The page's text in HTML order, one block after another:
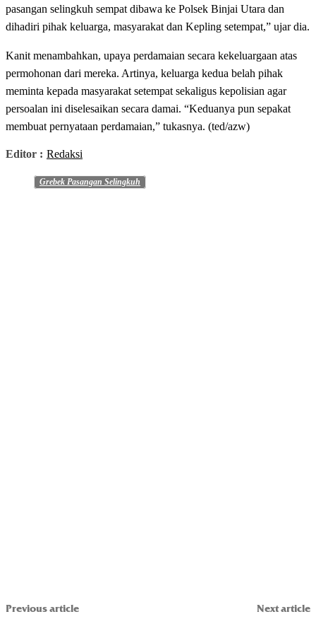
pasangan selingkuh sempat dibawa ke Polsek Binjai Utara dan
dihadiri pihak keluarga, masyarakat dan Kepling setempat,” ujar dia.
Kanit menambahkan, upaya perdamaian secara kekeluargaan atas
permohonan dari mereka. Artinya, keluarga kedua belah pihak
meminta kepada masyarakat setempat sekaligus kepolisian agar
persoalan ini diselesaikan secara damai. “Keduanya pun sepakat
membuat pernyataan perdamaian,” tukasnya. (ted/azw)
Editor : Redaksi
Grebek Pasangan Selingkuh
Previous article Next article